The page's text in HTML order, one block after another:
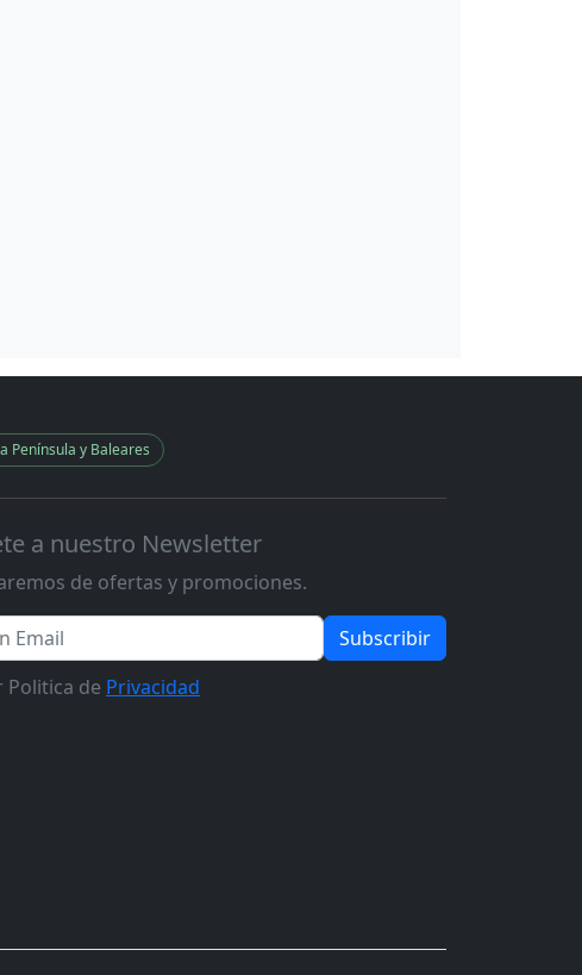
Península y Baleares
a nuestro Newsletter
de ofertas y promociones.
Subscribir
Politica de Privacidad